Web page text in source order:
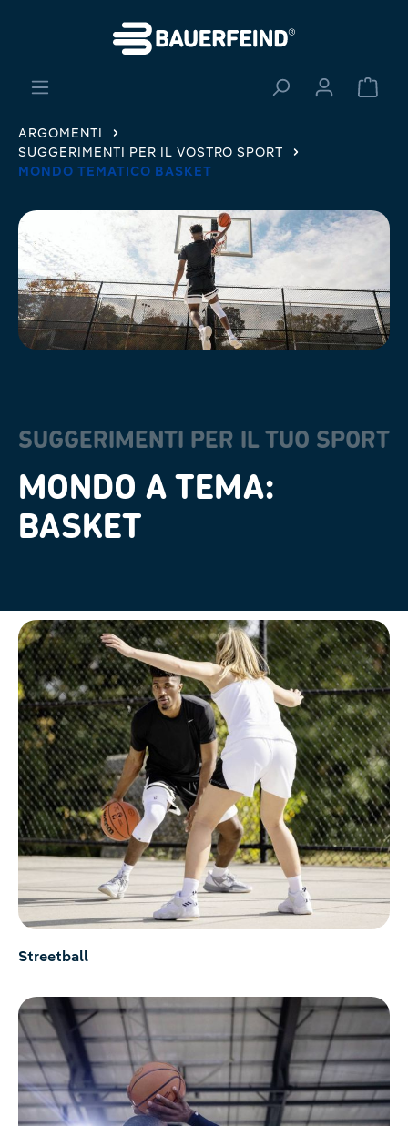
Il
ARGOMENTI
SUGGERIMENTI PER IL VOSTRO SPORT
MONDO TEMATICO BASKET
SUGGERIMENTI PER IL TUO SPORT
MONDO A TEMA:
BASKET
Streetball